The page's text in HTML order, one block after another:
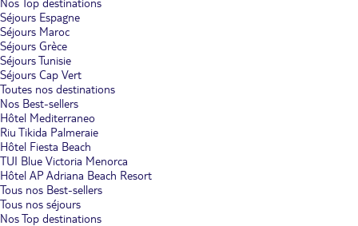
Nos Top destinations
Séjours Espagne
Séjours Maroc
Séjours Grèce
Séjours Tunisie
Séjours Cap Vert
Toutes nos destinations
Nos Best-sellers
Hôtel Mediterraneo
Riu Tikida Palmeraie
Hôtel Fiesta Beach
TUI Blue Victoria Menorca
Hôtel AP Adriana Beach Resort
Tous nos Best-sellers
Tous nos séjours
Nos Top destinations